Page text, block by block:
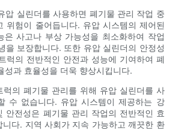
압 실린더를 사용하면 폐기물 관리 작업 중
위험이 줄어듭니다. 유압 시스템의 제어된
은 사고나 부상 가능성을 최소화하여 작업
을 보장합니다. 또한 유압 실린더의 안정성
럭의 전반적인 안전과 성능에 기여하여 폐
성과 효율성을 더욱 향상시킵니다.
럭의 폐기물 관리를 위해 유압 실린더를 사
수 없습니다. 유압 시스템이 제공하는 강
안전성은 폐기물 관리 작업의 전반적인 효
니다. 지역 사회가 지속 가능하고 깨끗한 환